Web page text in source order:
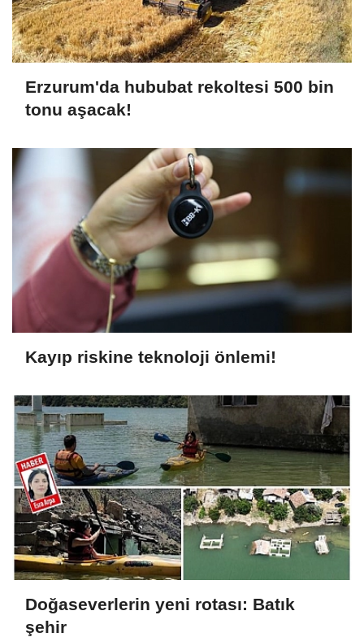
Erzurum'da hububat rekoltesi 500 bin
tonu aşacak!
Kayıp riskine teknoloji önlemi!
Doğaseverlerin yeni rotası: Batık
şehir